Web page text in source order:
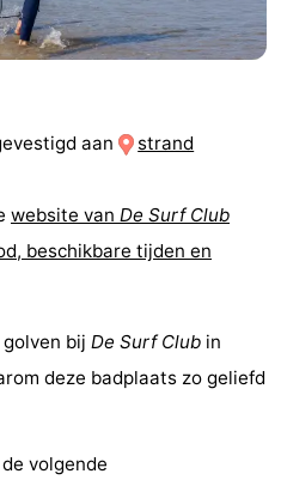
aan
strand
website van De Surf Club
beschikbare tijden en
bij De Surf Club in
deze badplaats zo geliefd
volgende